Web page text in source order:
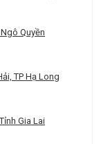
Quyền
TP Hạ Long
Gia Lai